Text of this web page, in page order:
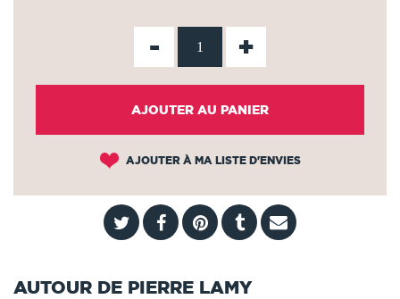
- +
AJOUTER AU PANIER
AJOUTER À MA LISTE D'ENVIES
AUTOUR DE PIERRE LAMY